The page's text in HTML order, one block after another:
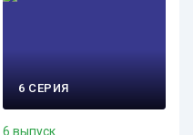
6 СЕРИЯ
6 выпуск